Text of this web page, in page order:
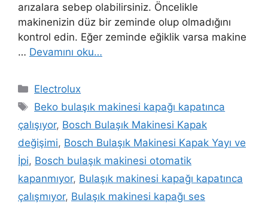
arızalara sebep olabilirsiniz. Öncelikle
makinenizin düz bir zeminde olup olmadığını
kontrol edin. Eğer zeminde eğiklik varsa makine
… Devamını oku…
Kategoriler
Electrolux
Etiketler
Beko bulaşık makinesi kapağı kapatınca
çalışıyor, Bosch Bulaşık Makinesi Kapak
değişimi, Bosch Bulaşık Makinesi Kapak Yayı ve
İpi, Bosch bulaşık makinesi otomatik
kapanmıyor, Bulaşık makinesi kapağı kapatınca
çalışmıyor, Bulaşık makinesi kapağı ses